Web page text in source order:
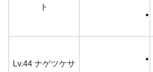
ト
Lv.44 ナゲツケサ